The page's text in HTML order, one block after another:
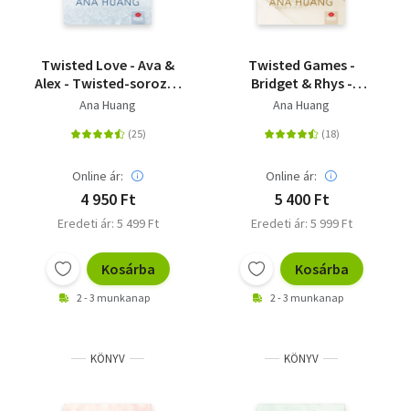
Twisted Love - Ava &
Alex - Twisted-sorozat
1. rész
Ana Huang
Online ár:
4 950 Ft
Eredeti ár: 5 499 Ft
Kosárba
2 - 3 munkanap
Twisted Games -
Bridget & Rhys -
Twisted-sorozat 2.
Ana Huang
Online ár:
5 400 Ft
Eredeti ár: 5 999 Ft
Kosárba
2 - 3 munkanap
KÖNYV KÖNYV